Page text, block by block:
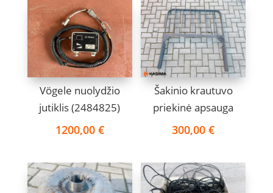
Vögele nuolydžio
jutiklis (2484825)
1200,00 €
Šakinio krautuvo
priekinė apsauga
300,00€